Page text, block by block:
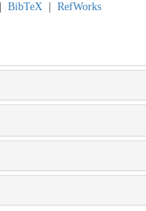
BibTeX RefWorks